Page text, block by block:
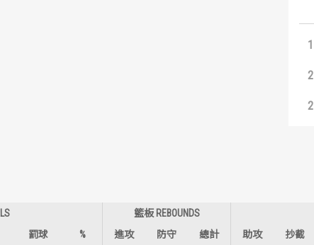
1
2
2
籃板 REBOUNDS
罰球 % 進攻 防守 總計 助攻 抄截